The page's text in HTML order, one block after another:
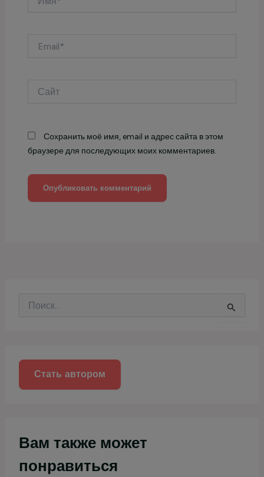
Сохранить моё имя, email и адрес сайта в этом
браузере для последующих моих комментариев.
Стать автором
Вам также может
понравиться